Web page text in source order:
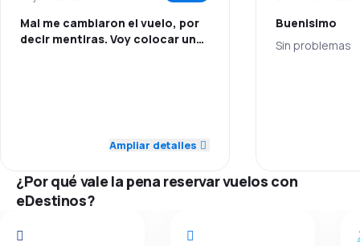
Precio del billete 3,9
Mal me cambiaron el vuelo, por
decir mentiras. Voy colocar una
Comodidad de viaje
5,0
Ampliar detalles
Buenisimo
Sin problemas
Comodidad
¿Por qué vale la pena reservar vuelos con
eDestinos?